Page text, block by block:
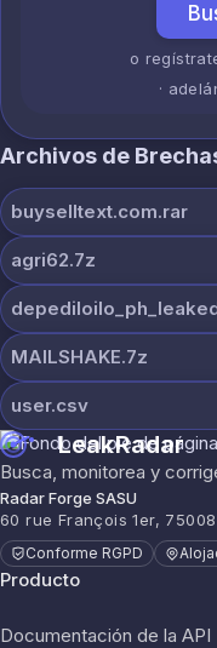
o
·
Archivos de
buyselltext.com.rar
agri62.7z
MAILSHAKE.7z
user.csv
LeakRadar
Busca, monitorea y
Radar Forge SASU
60 rue François 1er,
Conforme RGPD
Producto
Documentación de la API